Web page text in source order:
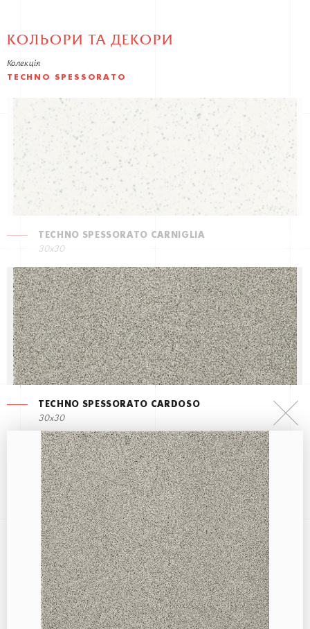
КОЛЬОРИ ТА ДЕКОРИ
Колекція
TECHNO SPESSORATO
TECHNO SPESSORATO CARNIGLIA
30x30
TECHNO SPESSORATO CARDOSO
30x30
TECHNO SPESSORATO BASALTO
30x30